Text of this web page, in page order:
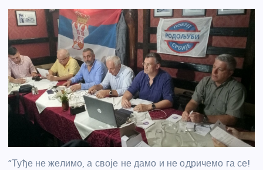
“Туђе не желимо, а своје не дамо и не одричемо га се!